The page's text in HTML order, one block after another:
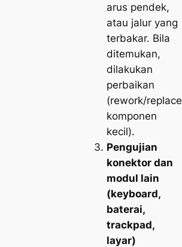
arus pendek,
atau jalur yang
terbakar. Bila
ditemukan,
dilakukan
perbaikan
(rework/replace
komponen
kecil).
Pengujian
konektor dan
modul lain
(keyboard,
baterai,
trackpad,
layar)